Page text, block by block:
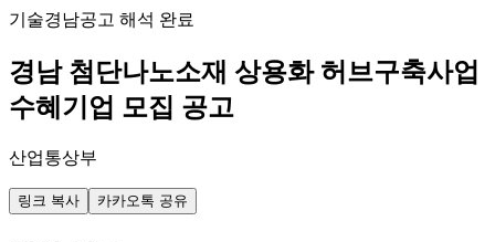
기술경남공고 해석 완료
경남 첨단나노소재 상용화 허브구축사업
수혜기업 모집 공고
산업통상부
링크 복사 카카오톡 공유